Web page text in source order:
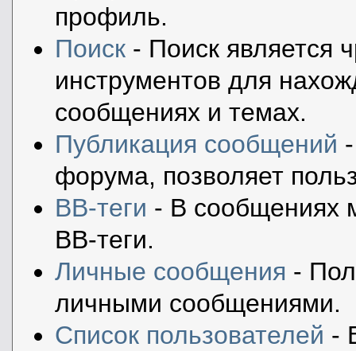
профиль.
Поиск- Поиск является
инструментов для
сообщениях и темах.
Публикация сообщений
форума, позволяет
BB-теги - В сообщениях
BB-теги.
Личные сообщения -
личными сообщениями.
Список пользователей -